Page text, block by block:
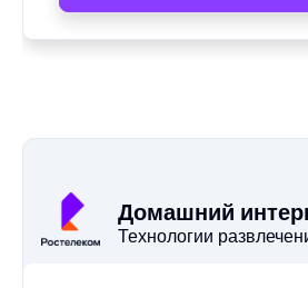
Домашний
Технологии